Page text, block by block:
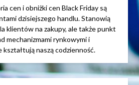
cen i obniżki cen Black Friday są
dzisiejszego handlu. Stanowią
klientów na zakupy, ale także punkt
mechanizmami rynkowymi i
naszą codzienność.